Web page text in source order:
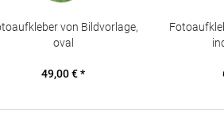
von Bildvorlage,
oval
49,00 € *